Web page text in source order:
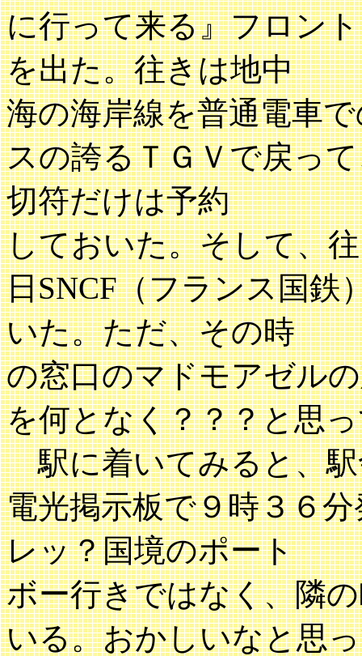
に行って来る』フロン
を出た。往きは地中
海の海岸線を普通電車
スの誇るＴＧＶで戻っ
切符だけは予約
しておいた。そして、
日SNCF（フランス国鉄
いた。ただ、その時
の窓口のマドモアゼル
を何となく？？？と思
駅に着いてみると、駅
電光掲示板で９時３６
レッ？国境のポート
ボー行きではなく、隣
いる。おかしいなと思